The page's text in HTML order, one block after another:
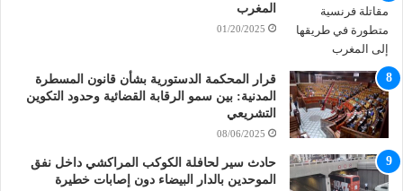
المغرب
01/20/2025
قرار المحكمة الدستورية بشأن قانون المسطرة
المدنية: بين سمو الرقابة القضائية وحدود التكوين
التشريعي
08/06/2025
حادث سير لحافلة الكوكب المراكشي داخل نفق
الموحدين بالدار البيضاء دون إصابات خطيرة